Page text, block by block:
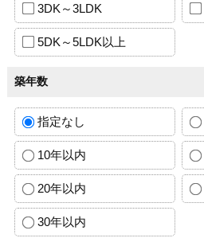
3DK～3LDK
5DK～5LDK以上
築年数
指定なし
10年以内
20年以内
30年以内